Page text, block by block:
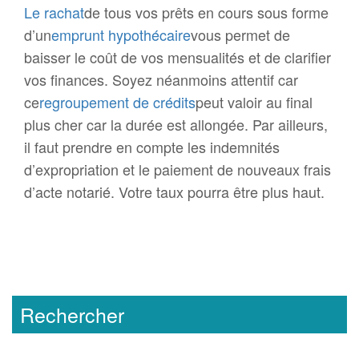
Le rachatde tous vos prêts en cours sous forme
d’unemprunt hypothécairevous permet de
baisser le coût de vos mensualités et de clarifier
vos finances. Soyez néanmoins attentif car
ceregroupement de créditspeut valoir au final
plus cher car la durée est allongée. Par ailleurs,
il faut prendre en compte les indemnités
d’expropriation et le paiement de nouveaux frais
d’acte notarié. Votre taux pourra être plus haut.
Rechercher